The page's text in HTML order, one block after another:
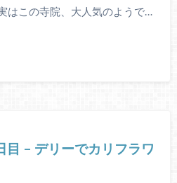
はこの寺院、大人気のようで…
目 – デリーでカリフラワ